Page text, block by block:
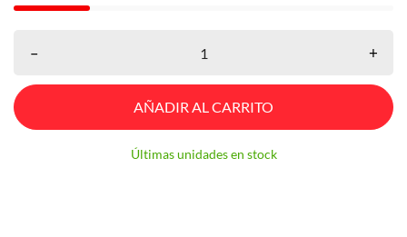
– +
AÑADIR AL CARRITO
Últimas unidades en stock